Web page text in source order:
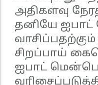
அதிகளவு
தனியே
சிறப்பாய்
ஐபாட்